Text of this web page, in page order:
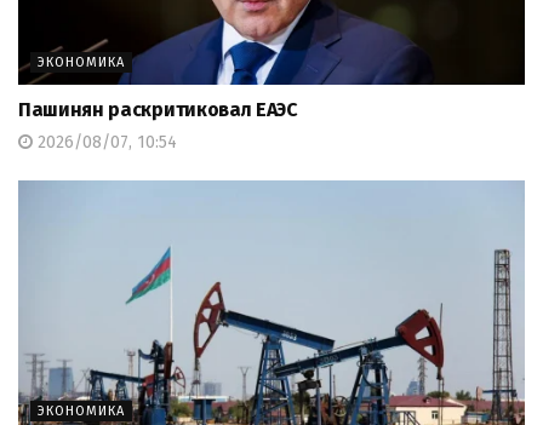
ЭКОНОМИКА
Пашинян раскритиковал ЕАЭС
2026/08/07, 10:54
ЭКОНОМИКА